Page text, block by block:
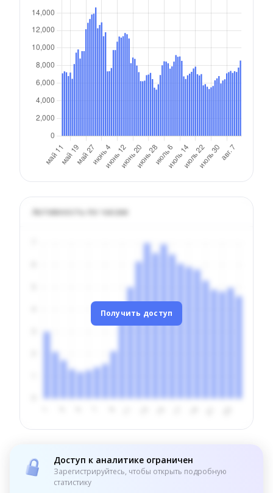
Активность по часам
Получить доступ
Доступ к аналитике ограничен
Зарегистрируйтесь, чтобы открыть подробную
статистику